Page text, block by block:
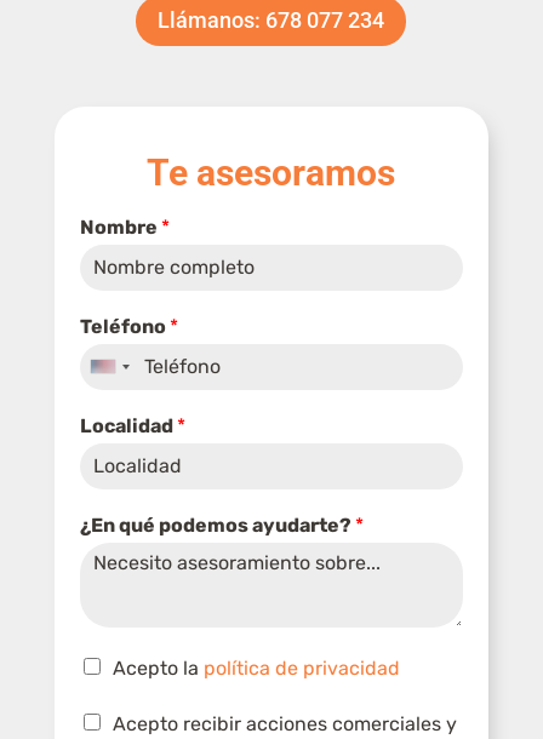
Llámanos: 678 077 234
Te asesoramos
Nombre *
*
(
i
Teléfono *
U
e
d
a
Localidad *
e
s
l
¿En qué podemos ayudarte? *
C
s
Acepto la política de privacidad
C
Acepto recibir acciones comerciales y